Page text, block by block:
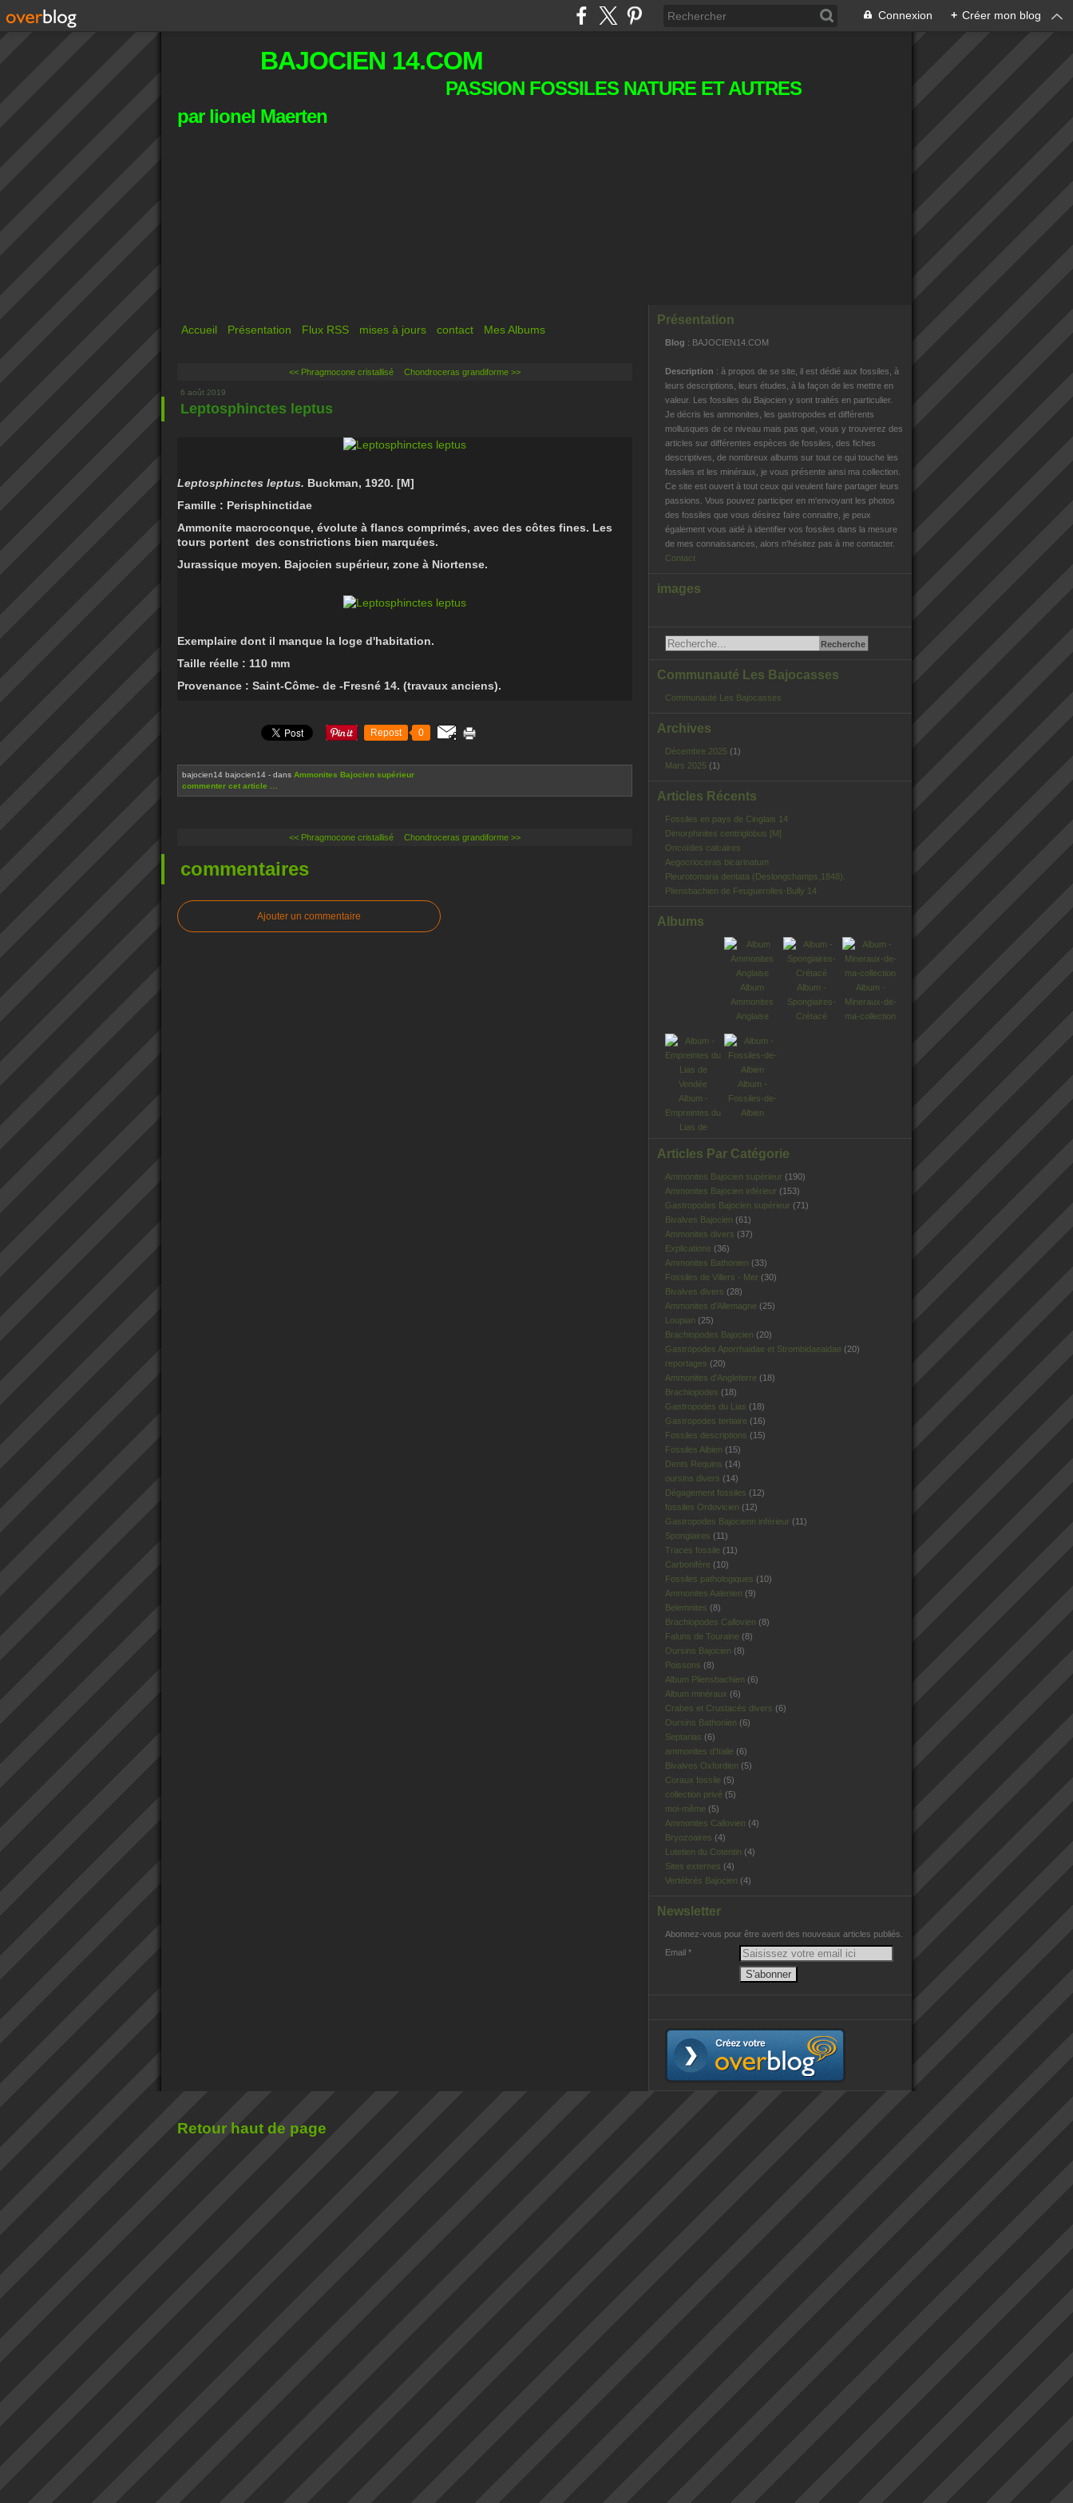
Connexion + Créer mon blog
BAJOCIEN 14.COM
PASSION FOSSILES NATURE ET AUTRES
par lionel Maerten
Accueil Présentation Flux RSS mises à jours contact Mes Albums
<< Phragmocone cristallisé Chondroceras grandiforme >>
6 août 2019
Leptosphinctes leptus
Leptosphinctes leptus. Buckman, 1920. [M]
Famille : Perisphinctidae
Ammonite macroconque, évolute à flancs comprimés, avec des côtes fines. Les
tours portent des constrictions bien marquées.
Jurassique moyen. Bajocien supérieur, zone à Niortense.
Exemplaire dont il manque la loge d'habitation.
Taille réelle : 110 mm
Provenance : Saint-Côme- de -Fresné 14. (travaux anciens).
Repost 0
bajocien14 bajocien14 - dans Ammonites Bajocien supérieur
commenter cet article
<< Phragmocone cristallisé Chondroceras grandiforme >>
commentaires
Ajouter un commentaire
Présentation
Blog : BAJOCIEN14.COM
Description : à propos de se site, il est dédié aux fossiles, à
leurs descriptions, leurs études, à la façon de les mettre en
valeur. Les fossiles du Bajocien y sont traités en particulier.
Je décris les ammonites, les gastropodes et différents
mollusques de ce niveau mais pas que, vous y trouverez des
articles sur différentes espèces de fossiles, des fiches
descriptives, de nombreux albums sur tout ce qui touche les
fossiles et les minéraux, je vous présente ainsi ma collection.
Ce site est ouvert à tout ceux qui veulent faire partager leurs
passions. Vous pouvez participer en m'envoyant les photos
des fossiles que vous désirez faire connaitre, je peux
également vous aidé à identifier vos fossiles dans la mesure
de mes connaissances, alors n'hésitez pas à me contacter.
Contact
images
Communauté Les Bajocasses
Communauté Les Bajocasses
Archives
Décembre 2025 (1)
Mars 2025 (1)
Articles Récents
Fossiles en pays de Cinglais 14
Dimorphinites centriglobus [M]
Oncoïdes calcaires
Aegocrioceras bicarinatum
Pleurotomaria dentata (Deslongchamps,1848).
Pliensbachien de Feuguerolles-Bully 14
Albums
Album
Ammonites
Anglaise
Album -
Spongiaires-
Crétacé
Album -
Mineraux-de-
ma-collection
Album -
Empreintes du
Lias de
Album -
Fossiles-de-
Albien
Articles Par Catégorie
Ammonites Bajocien supérieur (190)
Ammonites Bajocien inférieur (153)
Gastropodes Bajocien supérieur (71)
Bivalves Bajocien (61)
Ammonites divers (37)
Explications (36)
Ammonites Bathonien (33)
Fossiles de Villers - Mer (30)
Bivalves divers (28)
Ammonites d'Allemagne (25)
Loupian (25)
Brachiopodes Bajocien (20)
Gastropodes Aporrhaidae et Strombidaeaidae (20)
reportages (20)
Ammonites d'Angleterre (18)
Brachiopodes (18)
Gastropodes du Lias (18)
Gastropodes tertiaire (16)
Fossiles descriptions (15)
Fossiles Albien (15)
Dents Requins (14)
oursins divers (14)
Dégagement fossiles (12)
fossiles Ordovicien (12)
Gastropodes Bajocienn inférieur (11)
Spongiaires (11)
Traces fossile (11)
Carbonifère (10)
Fossiles pathologiques (10)
Ammonites Aalenien (9)
Belemnites (8)
Brachiopodes Callovien (8)
Faluns de Touraine (8)
Oursins Bajocien (8)
Poissons (8)
Album Pliensbachien (6)
Album minéraux (6)
Crabes et Crustacés divers (6)
Oursins Bathonien (6)
Septarias (6)
ammonites d'Italie (6)
Bivalves Oxfordien (5)
Coraux fossile (5)
collection privé (5)
moi-même (5)
Ammonites Callovien (4)
Bryozoaires (4)
Lutetien du Cotentin (4)
Sites externes (4)
Vertébrés Bajocien (4)
Newsletter
Abonnez-vous pour être averti des nouveaux articles publiés.
Email
Retour haut de page